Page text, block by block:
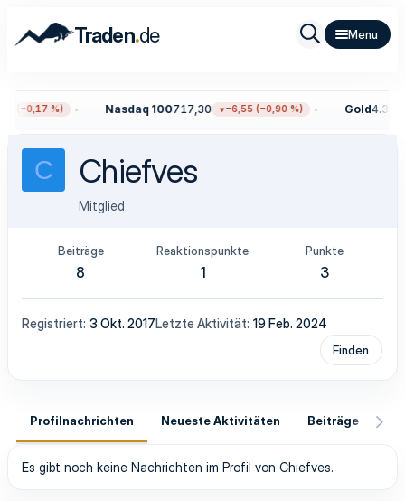
Traden.de
(−0,17 %) Nasdaq 100717,30 −6,55 (−0,90 %) Gold
C Chiefves
Mitglied
Beiträge
8
Reaktionspunkte
1
Punkte
3
Registriert 3 Okt. 2017Letzte Aktivität 19 Feb. 2024
Finden
Profilnachrichten Neueste Aktivitäten Beiträge
Es gibt noch keine Nachrichten im Profil von Chiefves.